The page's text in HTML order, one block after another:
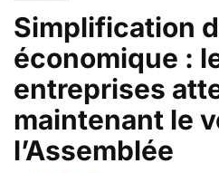
Simplification
économique :
entreprises
maintenant le
l’Assemblée